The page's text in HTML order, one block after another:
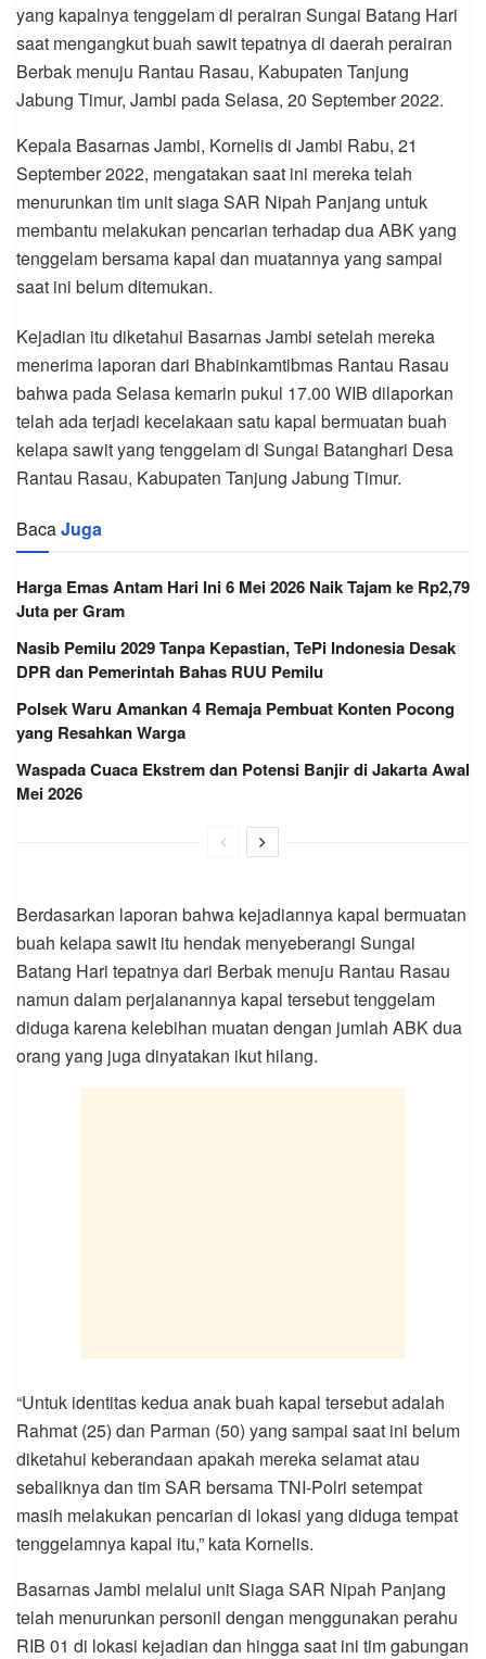
yang kapalnya tenggelam di perairan Sungai Batang Hari
saat mengangkut buah sawit tepatnya di daerah perairan
Berbak menuju Rantau Rasau, Kabupaten Tanjung
Jabung Timur, Jambi pada Selasa, 20 September 2022.
Kepala Basarnas Jambi, Kornelis di Jambi Rabu, 21
September 2022, mengatakan saat ini mereka telah
menurunkan tim unit siaga SAR Nipah Panjang untuk
membantu melakukan pencarian terhadap dua ABK yang
tenggelam bersama kapal dan muatannya yang sampai
saat ini belum ditemukan.
Kejadian itu diketahui Basarnas Jambi setelah mereka
menerima laporan dari Bhabinkamtibmas Rantau Rasau
bahwa pada Selasa kemarin pukul 17.00 WIB dilaporkan
telah ada terjadi kecelakaan satu kapal bermuatan buah
kelapa sawit yang tenggelam di Sungai Batanghari Desa
Rantau Rasau, Kabupaten Tanjung Jabung Timur.
BacaJuga
Harga Emas Antam Hari Ini 6 Mei 2026 Naik Tajam ke Rp2,79
Juta per Gram
Nasib Pemilu 2029 Tanpa Kepastian, TePi Indonesia Desak
DPR dan Pemerintah Bahas RUU Pemilu
Polsek Waru Amankan 4 Remaja Pembuat Konten Pocong
yang Resahkan Warga
Waspada Cuaca Ekstrem dan Potensi Banjir di Jakarta Awal
Mei 2026
Berdasarkan laporan bahwa kejadiannya kapal bermuatan
buah kelapa sawit itu hendak menyeberangi Sungai
Batang Hari tepatnya dari Berbak menuju Rantau Rasau
namun dalam perjalanannya kapal tersebut tenggelam
diduga karena kelebihan muatan dengan jumlah ABK dua
orang yang juga dinyatakan ikut hilang.
“Untuk identitas kedua anak buah kapal tersebut adalah
Rahmat (25) dan Parman (50) yang sampai saat ini belum
diketahui keberandaan apakah mereka selamat atau
sebaliknya dan tim SAR bersama TNI-Polri setempat
masih melakukan pencarian di lokasi yang diduga tempat
tenggelamnya kapal itu,” kata Kornelis.
Basarnas Jambi melalui unit Siaga SAR Nipah Panjang
telah menurunkan personil dengan menggunakan perahu
RIB 01 di lokasi kejadian dan hingga saat ini tim gabungan